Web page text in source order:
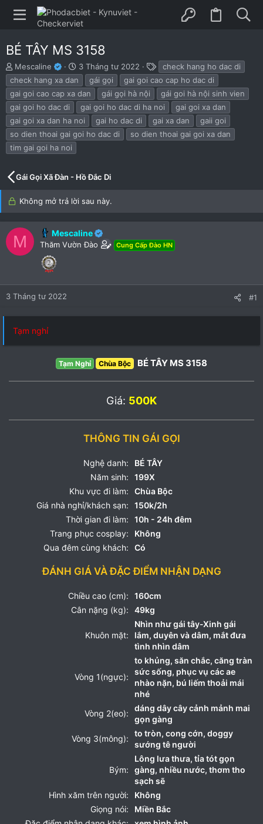
BÉ TÂY MS 3158
B
ắ
t
đ
ầ
u
Mescaline
N
g
à
y
b
ắ
t
đ
3 Tháng tư 2022
h
ẻ
check hang ho dac di
check hang xa dan
gái gọi
gai goi cao cap ho dac di
gai goi cao cap xa dan
gái gọi hà nội
gái goi hà nội sinh vien
gai goi ho dac di
gai goi ho dac di ha noi
gai goi xa dan
gai goi xa dan ha noi
gai ho dac di gai xa dan
gaii goi
so dien thoai gai goi ho dac di
so dien thoai gai goi xa dan
tim gai goi ha noi
Gái Gọi Xã Đàn - Hồ Đắc Di
Không mở trả lời sau này.
M Mescaline
Thăm Vườn Đào Cung Cấp Đào HN
3 Tháng tư 2022 #1
Tạm nghỉ
Tạm Nghỉ Chùa Bộc BÉ TÂY MS 3158
Giá: 500K
THÔNG TIN GÁI GỌI
Nghệ danh:
BÉ TÂY
Năm sinh:
199X
Khu vực đi làm:
Chùa Bộc
Giá nhà nghỉ/khách sạn:
150k/2h
Thời gian đi làm:
10h - 24h đêm
Trang phục cosplay:
Không
Qua đêm cùng khách:
Có
ĐÁNH GIÁ VÀ ĐẶC ĐIỂM NHẬN DẠNG
Chiều cao (cm):
160cm
Cân nặng (kg):
49kg
Khuôn mặt:
Nhìn như gái tây-Xinh gái
lắm, duyên và dâm, mắt đưa
tình nhìn dâm
Vòng 1(ngực):
to khủng, săn chắc, căng tràn
sức sống, phục vụ các ae
nhào nặn, bú liếm thoải mái
nhé
Vòng 2(eo):
dáng dây cây cảnh mảnh mai
gọn gàng
Vòng 3(mông):
to tròn, cong cớn, doggy
sướng tê người
Bým:
Lông lưa thưa, tỉa tót gọn
gàng, nhiều nước, thơm tho
sạch sẽ
Hình xăm trên người:
Không
Giọng nói:
Miền Bắc